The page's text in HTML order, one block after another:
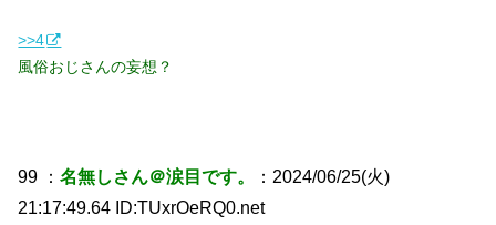
>>4
風俗おじさんの妄想？
99 ：名無しさん＠涙目です。
：2024/06/25(火)
21:17:49.64 ID:TUxrOeRQ0.net